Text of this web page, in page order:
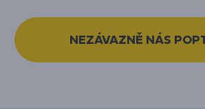
NEZÁVAZNĚ NÁS